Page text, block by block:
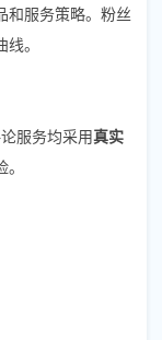
和服务策略。粉丝
。
服务均采用真实